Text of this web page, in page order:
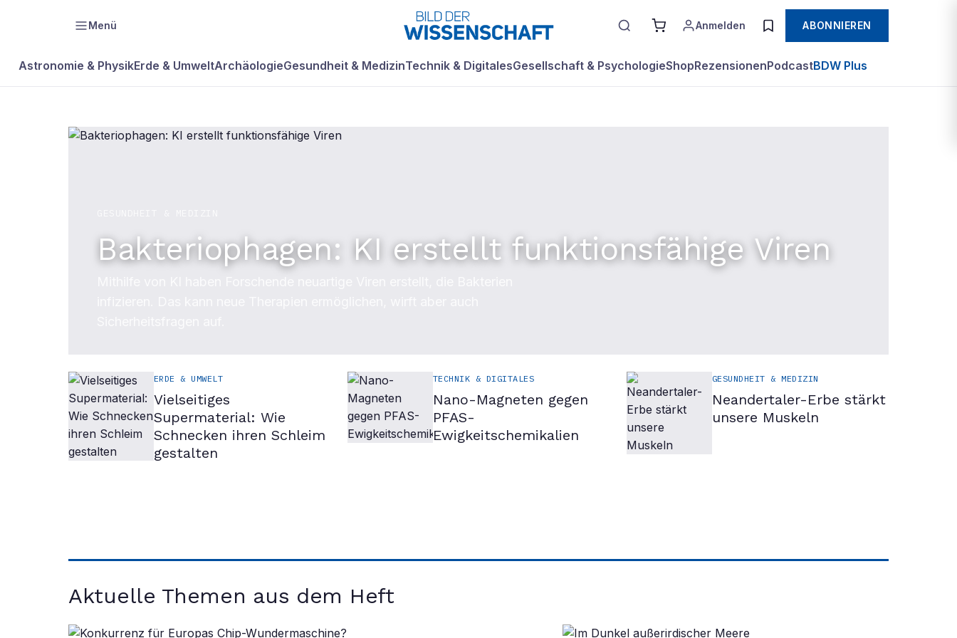
Menü Anmelden ABONNIEREN
Astronomie & PhysikErde & UmweltArchäologieGesundheit & MedizinTechnik & DigitalesGesellschaft & PsychologieShopRezensionenPodcastBDW Plus
Bakteriophagen: KI erstellt funktionsfähige Viren
ERDE & UMWELT
Vielseitiges
Supermaterial: Wie
Schnecken ihren Schleim
gestalten
TECHNIK & DIGITALES
Nano-Magneten gegen
PFAS-
Ewigkeitschemikalien
GESUNDHEIT & MEDIZIN
Neandertaler-Erbe stärkt
unsere Muskeln
Aktuelle Themen aus dem Heft